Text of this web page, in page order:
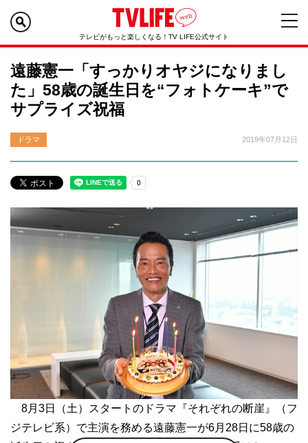
テレビがもっと楽しくなる！TV LIFE公式サイト
遠藤憲一「すっかりオヤジになりまし
た」58歳の誕生日を“フォトケーキ”で
サプライズ祝福
ドラマ 2019年07月12日
8月3日（土）スタートのドラマ『それぞれの断崖』（フ
ジテレビ系）で主演を務める遠藤憲一が6月28日に58歳の